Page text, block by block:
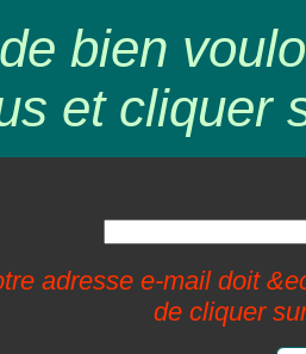
bien
et cliquer
adresse e-mail doit
de cliquer